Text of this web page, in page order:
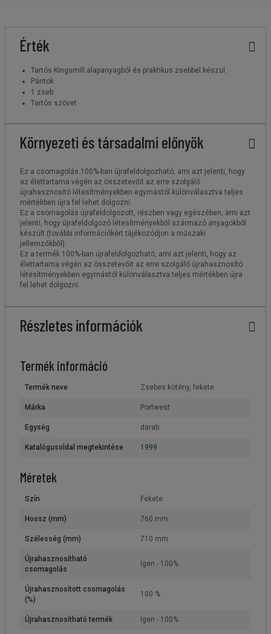
Érték
Tartós Kingsmill alapanyagból és praktikus zsebbel készül.
Pántok
1 zseb
Tartós szövet
Környezeti és társadalmi előnyök
Ez a csomagolás 100%-ban újrafeldolgozható, ami azt jelenti, hogy
az élettartama végén az összetevőit az erre szolgáló
újrahasznosító létesítményekben egymástól különválasztva teljes
mértékben újra fel lehet dolgozni.
Ez a csomagolás újrafeldolgozott, részben vagy egészében, ami azt
jelenti, hogy újrafeldolgozó létesítményekből származó anyagokból
készült (további információkért tájékozódjon a műszaki
jellemzőkből).
Ez a termék 100%-ban újrafeldolgozható, ami azt jelenti, hogy az
élettartama végén az összetevőit az erre szolgáló újrahasznosító
létesítményekben egymástól különválasztva teljes mértékben újra
fel lehet dolgozni.
Részletes információk
Termék információ
Termék neve Zsebes kötény, fekete
Márka Portwest
Egység darab
Katalógusoldal megtekintése 1999
Méretek
Szín Fekete
Hossz (mm) 760 mm
Szélesség (mm) 710 mm
Újrahasznosítható
csomagolás
Igen - 100%
Újrahasznosított csomagolás
(%)
100 %
Újrahasznosítható termék Igen - 100%